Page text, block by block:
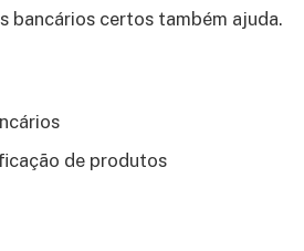
bancários certos também ajuda.
de produtos